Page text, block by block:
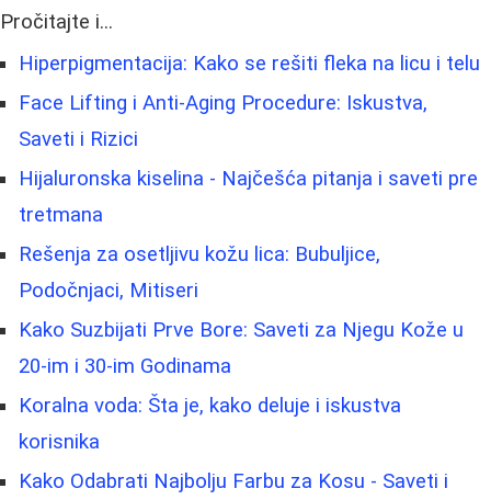
Pročitajte i...
Hiperpigmentacija: Kako se rešiti fleka na licu i telu
Face Lifting i Anti-Aging Procedure: Iskustva,
Saveti i Rizici
Hijaluronska kiselina - Najčešća pitanja i saveti pre
tretmana
Rešenja za osetljivu kožu lica: Bubuljice,
Podočnjaci, Mitiseri
Kako Suzbijati Prve Bore: Saveti za Njegu Kože u
20-im i 30-im Godinama
Koralna voda: Šta je, kako deluje i iskustva
korisnika
Kako Odabrati Najbolju Farbu za Kosu - Saveti i